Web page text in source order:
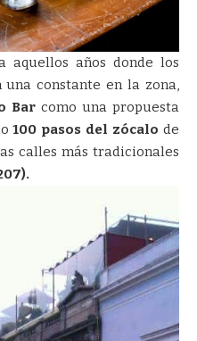
aquellos años donde los
constante en la zona,
Bar como una propuesta
100 pasos del zócalo de
calles más tradicionales